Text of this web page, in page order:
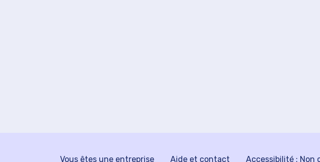
Vous êtes une entreprise Aide et contact Accessibilité : Non